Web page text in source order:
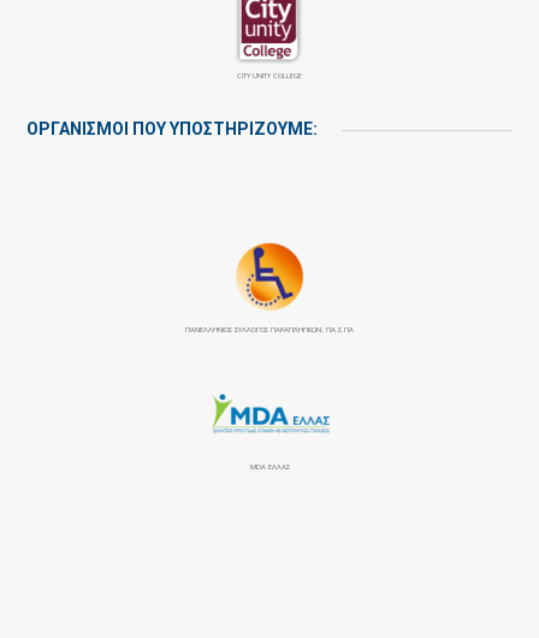
CITY UNITY COLLEGE
ΟΡΓΑΝΙΣΜΟΙ ΠΟΥ ΥΠΟΣΤΗΡΙΖΟΥΜΕ:
ΠΑΝΕΛΛΉΝΙΟΣ ΣΎΛΛΟΓΟΣ ΠΑΡΑΠΛΗΓΙΚΏΝ: ΠΑ.Σ.ΠΑ
MDA ΕΛΛΑΣ